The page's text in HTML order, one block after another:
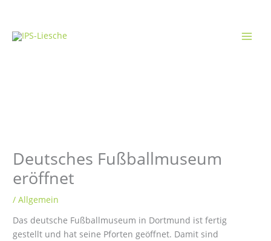
springen
Deutsches Fußballmuseum
eröffnet
/Allgemein
Das deutsche Fußballmuseum in Dortmund ist fertig
gestellt und hat seine Pforten geöffnet. Damit sind